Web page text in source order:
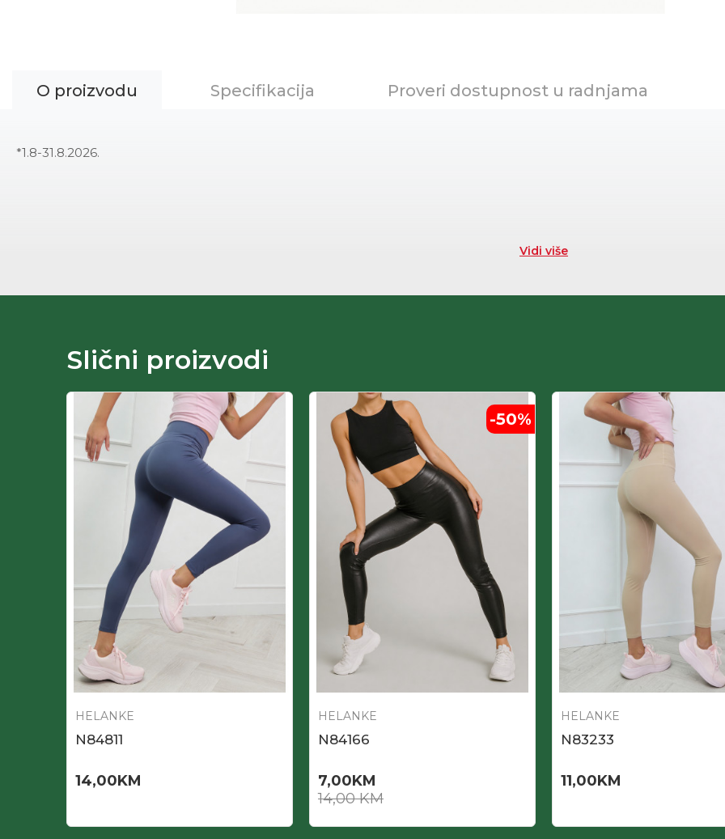
O proizvodu Specifikacija Proveri dostupnost u radnjama
*1.8-31.8.2026.
Vidi više
Slični proizvodi
HELANKE
N84811
14,00KM
-50%
HELANKE
N84166
7,00KM
14,00KM
HELANKE
N83233
11,00KM